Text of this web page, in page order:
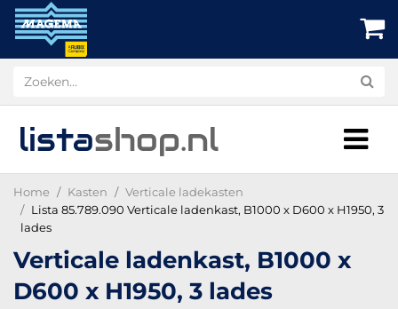
listashop.nl
Home Kasten
Verticale ladekasten
Lista 85.789.090 Verticale ladenkast, B1000 x D600 x H1950, 3
lades
Verticale ladenkast, B1000 x
D600 x H1950, 3 lades